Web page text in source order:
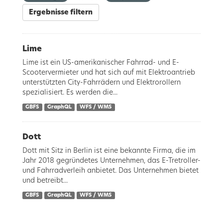
Ergebnisse filtern
Lime
Lime ist ein US-amerikanischer Fahrrad- und E-
Scootervermieter und hat sich auf mit Elektroantrieb
unterstützten City-Fahrrädern und Elektrorollern
spezialisiert. Es werden die...
GBFS GraphQL WFS / WMS
Dott
Dott mit Sitz in Berlin ist eine bekannte Firma, die im
Jahr 2018 gegründetes Unternehmen, das E-Tretroller-
und Fahrradverleih anbietet. Das Unternehmen bietet
und betreibt...
GBFS GraphQL WFS / WMS